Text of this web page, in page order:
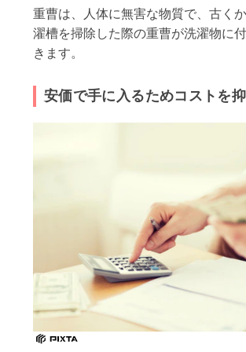
重曹は、人体に無害な物質で、古く
濯槽を掃除した際の重曹が洗濯物に
きます。
安価で手に入るためコストを